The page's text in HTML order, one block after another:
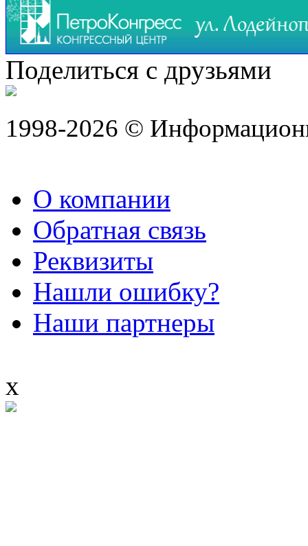
Поделиться с друзьями
1998-2026 ©
О компании
Обратная связь
Реквизиты
Нашли ошибку?
Наши партнеры
x